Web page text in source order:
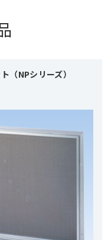
（NPシリーズ）